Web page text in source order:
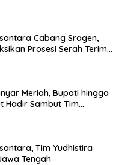
Cabang Sragen,
Prosesi Serah Terima
Meriah, Bupati hingga
Hadir Sambut Tim
Tim Yudhistira
Tengah